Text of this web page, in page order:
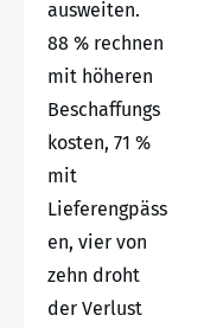
ausweiten.
88 % rechnen
mit höheren
Beschaffungs
kosten, 71 %
mit
Lieferengpäss
en, vier von
zehn droht
der Verlust